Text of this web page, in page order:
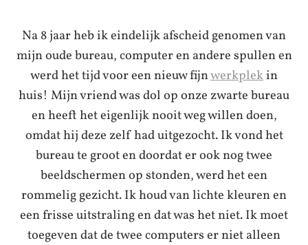
Na 8 jaar heb ik eindelijk afscheid genomen van
mijn oude bureau, computer en andere spullen en
werd het tijd voor een nieuw fijnwerkplekin
huis! Mijn vriend was dol op onze zwarte bureau
en heeft het eigenlijk nooit weg willen doen,
omdat hij deze zelf had uitgezocht. Ik vond het
bureau te groot en doordat er ook nog twee
beeldschermen op stonden, werd het een
rommelig gezicht. Ik houd van lichte kleuren en
een frisse uitstraling en dat was het niet. Ik moet
toegeven dat de twee computers er niet alleen